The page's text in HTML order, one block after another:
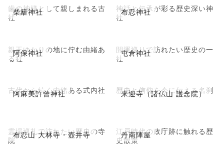
柴籬神社
歯の神様として親しまれる古
社
布忍神社
神話と伝承が彩る歴史深い神
社
阿保神社
親王ゆかりの地に佇む由緒あ
る社
屯倉神社
開運巡りで訪れたい歴史の一
社
阿麻美許曾神社
古代から続く由緒ある式内社 来迎寺（諸仏山 護念院）
歴史と信仰を今に伝える名刹
布忍山 大林寺・壺井寺
霊場巡礼で訪れたい歴史の寺
院
丹南陣屋
江戸時代の政庁跡に触れる歴
史散策